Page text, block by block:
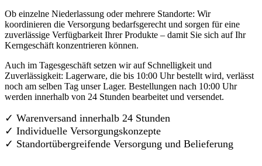
Ob einzelne Niederlassung oder mehrere Standorte: Wir
koordinieren die Versorgung bedarfsgerecht und sorgen für eine
zuverlässige Verfügbarkeit Ihrer Produkte – damit Sie sich auf Ihr
Kerngeschäft konzentrieren können.
Auch im Tagesgeschäft setzen wir auf Schnelligkeit und
Zuverlässigkeit: Lagerware, die bis 10:00 Uhr bestellt wird, verlässt
noch am selben Tag unser Lager. Bestellungen nach 10:00 Uhr
werden innerhalb von 24 Stunden bearbeitet und versendet.
✓ Warenversand innerhalb 24 Stunden
✓ Individuelle Versorgungskonzepte
✓ Standortübergreifende Versorgung und Belieferung